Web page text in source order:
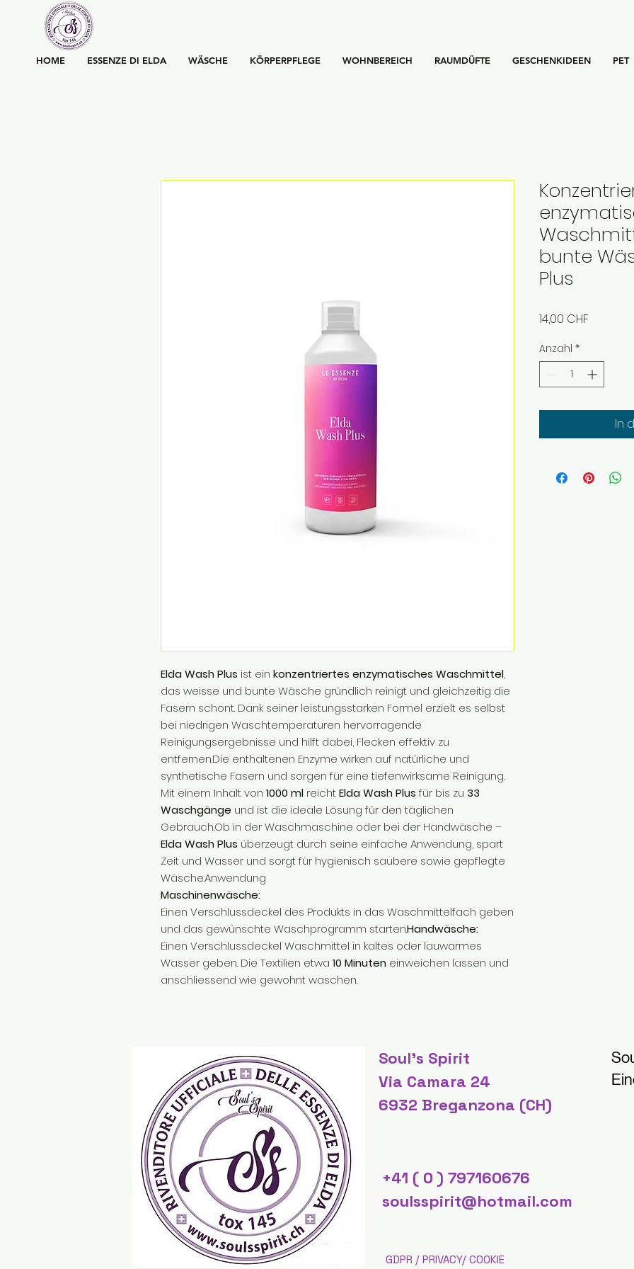
HOME ESSENZE DI ELDA WÄSCHE KÖRPERPFLEGE WOHNBEREICH RAUMDÜFTE GESCHENKIDEEN PET
Elda Wash Plus ist ein konzentriertes enzymatisches Waschmittel,
das weisse und bunte Wäsche gründlich reinigt und gleichzeitig die
Fasern schont. Dank seiner leistungsstarken Formel erzielt es selbst
bei niedrigen Waschtemperaturen hervorragende
Reinigungsergebnisse und hilft dabei, Flecken effektiv zu
entfernen.Die enthaltenen Enzyme wirken auf natürliche und
synthetische Fasern und sorgen für eine tiefenwirksame Reinigung.
Mit einem Inhalt von 1000 ml reichtElda Wash Plus für bis zu 33
Waschgänge und ist die ideale Lösung für den täglichen
Gebrauch.Ob in der Waschmaschine oder bei der Handwäsche –
Elda Wash Plus überzeugt durch seine einfache Anwendung, spart
Zeit und Wasser und sorgt für hygienisch saubere sowie gepflegte
Wäsche.Anwendung
Maschinenwäsche:
Einen Verschlussdeckel des Produkts in das Waschmittelfach geben
und das gewünschte Waschprogramm starten.Handwäsche:
Einen Verschlussdeckel Waschmittel in kaltes oder lauwarmes
Wasser geben. Die Textilien etwa 10 Minuten einweichen lassen und
anschliessend wie gewohnt waschen.
bunte
Plus
14,00 CHF
Anzahl *
In
Soul's Spirit
Via Camara 24
6932 Breganzona (CH)
+41 ( 0 ) 797160676
soulsspirit@hotmail.com
GDPR / PRIVACY/ COOKIE